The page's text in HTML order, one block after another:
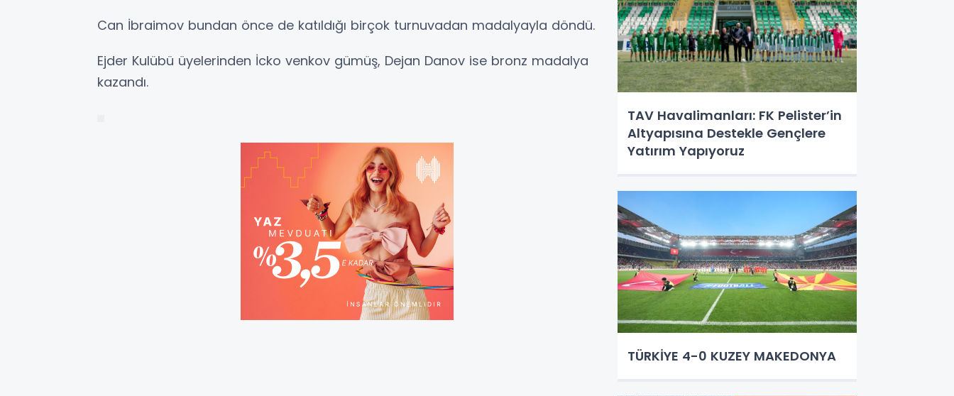
Can İbraimov bundan önce de katıldığı birçok turnuvadan madalyayla döndü.
Ejder Kulübü üyelerinden İcko venkov gümüş, Dejan Danov ise bronz madalya
kazandı.
TAV Havalimanları: FK Pelister’in
Altyapısına Destekle Gençlere
Yatırım Yapıyoruz
TÜRKİYE 4-0 KUZEY MAKEDONYA